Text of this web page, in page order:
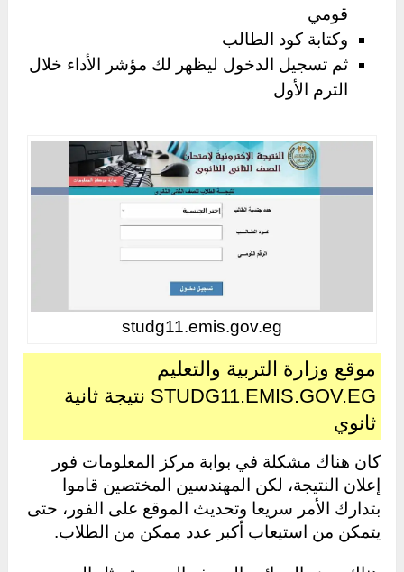
قومي
وكتابة كود الطالب
ثم تسجيل الدخول ليظهر لك مؤشر الأداء خلال
الترم الأول
studg11.emis.gov.eg
موقع وزارة التربية والتعليم
STUDG11.EMIS.GOV.EG نتيجة ثانية
ثانوي
كان هناك مشكلة في بوابة مركز المعلومات فور
إعلان النتيجة، لكن المهندسين المختصين قاموا
بتدارك الأمر سريعا وتحديث الموقع على الفور، حتى
يتمكن من استيعاب أكبر عدد ممكن من الطلاب.